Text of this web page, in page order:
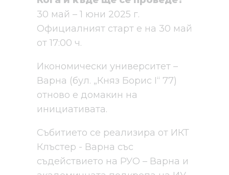
30 май – 1 юни 2025 г.
Официалният старт е на 30 май
от 17:00 ч.
Икономически университет –
Варна (бул. „Княз Борис I“ 77)
отново е домакин на
инициативата.
Събитието се реализира от ИКТ
Клъстер - Варна със
съдействието на РУО – Варна и